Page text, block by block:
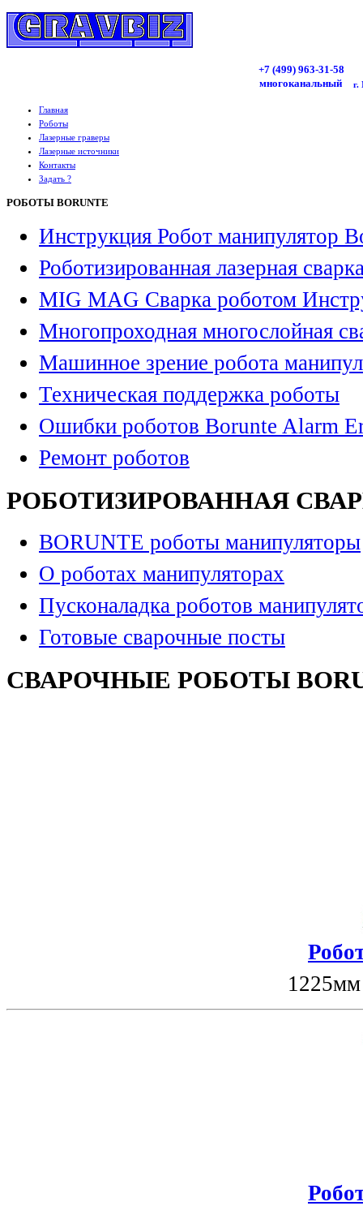
+7 (499) 963-31-58
многоканальный
г.
Главная
Роботы
Лазерные граверы
Лазерные источники
Контакты
Задать ?
РОБОТЫ BORUNTE
Инструкция Робот манипулятор
Роботизированная лазерная
MIG MAG Сварка роботом
Многопроходная многослойная
Машинное зрение робота
Техническая поддержка роботы
Ошибки роботов Borunte Alarm
Ремонт роботов
РОБОТИЗИРОВАННАЯ
BORUNTE роботы манипуляторы
О роботах манипуляторах
Пусконаладка роботов
Готовые сварочные посты
СВАРОЧНЫЕ РОБОТЫ